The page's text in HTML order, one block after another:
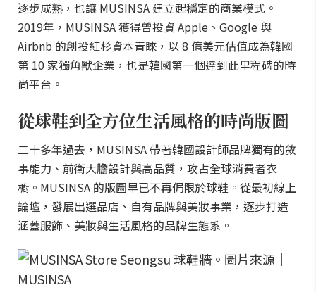
逐步成熟，也讓 MUSINSA 建立起穩定的商業模式。
2019年，MUSINSA 獲得曾投資 Apple、Google 與
Airbnb 的創投紅杉資本青睞，以 8 億美元估值成為韓國
第 10 家獨角獸企業，也是韓國第一個達到此里程碑的時
尚平台。
從球鞋到全方位生活風格的時尚版圖
二十多年過去，MUSINSA 帶著韓國設計師品牌獨有的敘
事能力、前衛大膽設計與高品質，攻占全球消費者衣
櫥。MUSINSA 的版圖早已不再侷限於球鞋。從最初線上
論壇，發展出選品店、自有品牌與美妝事業，逐步打造
涵蓋服飾、美妝與生活風格的品牌生態系。